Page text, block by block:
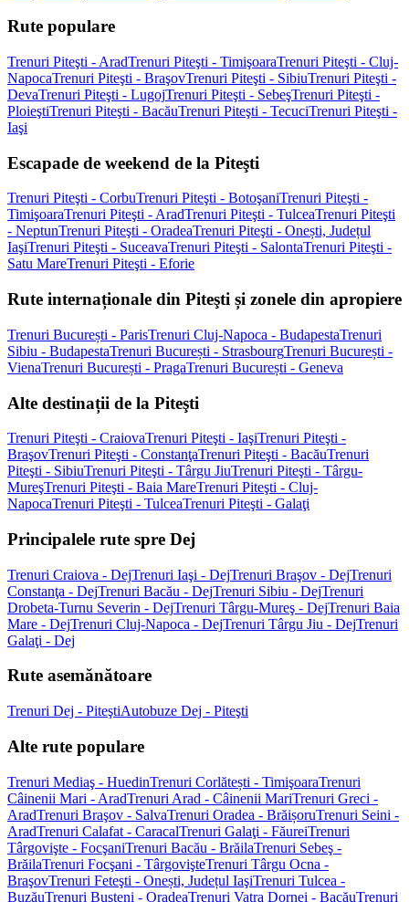
Rute populare
Trenuri Piteşti - AradTrenuri Piteşti - TimişoaraTrenuri Piteşti - Cluj-
NapocaTrenuri Piteşti - BraşovTrenuri Piteşti - SibiuTrenuri Piteşti -
DevaTrenuri Piteşti - LugojTrenuri Piteşti - SebeşTrenuri Piteşti -
PloieştiTrenuri Piteşti - BacăuTrenuri Piteşti - TecuciTrenuri Piteşti -
Iaşi
Escapade de weekend de la Piteşti
Trenuri Piteşti - CorbuTrenuri Piteşti - BotoşaniTrenuri Piteşti -
TimişoaraTrenuri Piteşti - AradTrenuri Piteşti - TulceaTrenuri Piteşti
- NeptunTrenuri Piteşti - OradeaTrenuri Piteşti - Onești, Județul
IaşiTrenuri Piteşti - SuceavaTrenuri Piteşti - SalontaTrenuri Piteşti -
Satu MareTrenuri Piteşti - Eforie
Rute internaționale din Piteşti și zonele din apropiere
Trenuri București - ParisTrenuri Cluj-Napoca - BudapestaTrenuri
Sibiu - BudapestaTrenuri București - StrasbourgTrenuri București -
VienaTrenuri București - PragaTrenuri București - Geneva
Alte destinații de la Piteşti
Trenuri Piteşti - CraiovaTrenuri Piteşti - IaşiTrenuri Piteşti -
BraşovTrenuri Piteşti - ConstanţaTrenuri Piteşti - BacăuTrenuri
Piteşti - SibiuTrenuri Piteşti - Târgu JiuTrenuri Piteşti - Târgu-
MureşTrenuri Piteşti - Baia MareTrenuri Piteşti - Cluj-
NapocaTrenuri Piteşti - TulceaTrenuri Piteşti - Galaţi
Principalele rute spre Dej
Trenuri Craiova - DejTrenuri Iaşi - DejTrenuri Braşov - DejTrenuri
Constanţa - DejTrenuri Bacău - DejTrenuri Sibiu - DejTrenuri
Drobeta-Turnu Severin - DejTrenuri Târgu-Mureş - DejTrenuri Baia
Mare - DejTrenuri Cluj-Napoca - DejTrenuri Târgu Jiu - DejTrenuri
Galaţi - Dej
Rute asemănătoare
Trenuri Dej - PiteştiAutobuze Dej - Piteşti
Alte rute populare
Trenuri Mediaş - HuedinTrenuri Corlătești - TimişoaraTrenuri
Câinenii Mari - AradTrenuri Arad - Câinenii MariTrenuri Greci -
AradTrenuri Braşov - SalvaTrenuri Oradea - BrăișoruTrenuri Seini -
AradTrenuri Calafat - CaracalTrenuri Galaţi - FăureiTrenuri
Târgovişte - FocşaniTrenuri Bacău - BrăilaTrenuri Sebeş -
BrăilaTrenuri Focşani - TârgovişteTrenuri Târgu Ocna -
BraşovTrenuri Feteşti - Onești, Județul IaşiTrenuri Tulcea -
BuzăuTrenuri Buşteni - OradeaTrenuri Vatra Dornei - BacăuTrenuri